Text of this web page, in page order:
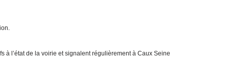
à l’état de la voirie et signalent régulièrement à Caux Seine